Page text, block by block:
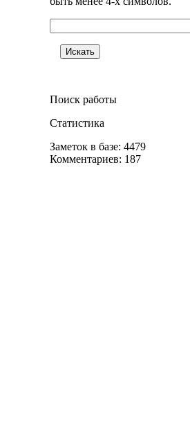
Поиск работы
Статистика
Заметок в базе: 4479
Комментариев: 187